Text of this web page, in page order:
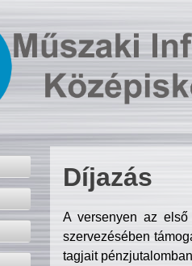
Díjazás
A versenyen az
szervezésében
tagjait